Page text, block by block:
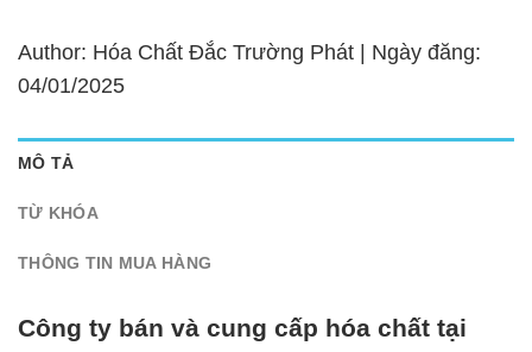
Author: Hóa Chất Đắc Trường Phát | Ngày đăng:
04/01/2025
MÔ TẢ
TỪ KHÓA
THÔNG TIN MUA HÀNG
Công ty bán và cung cấp hóa chất tại